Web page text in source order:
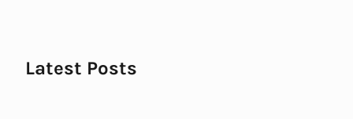
Latest Posts